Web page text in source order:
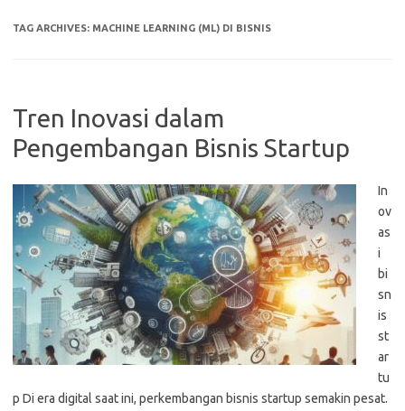
TAG ARCHIVES: MACHINE LEARNING (ML) DI BISNIS
Tren Inovasi dalam
Pengembangan Bisnis Startup
In
ov
as
i
bi
sn
is
st
ar
tu
p Di era digital saat ini, perkembangan bisnis startup semakin pesat.